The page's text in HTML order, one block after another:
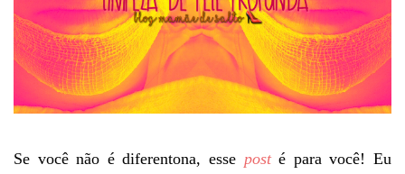
Se você não é diferentona, esse posté para você! Eu